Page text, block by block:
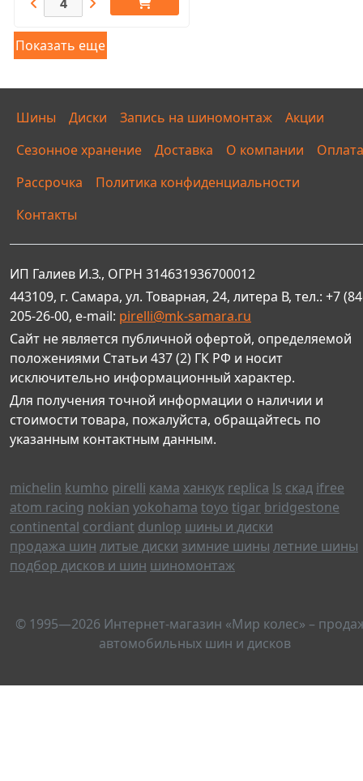
Показать еще
Шины Диски Запись на шиномонтаж
Акции
Сезонное хранение
Доставка О компании
Оплата
Рассрочка
Политика конфиденциальности
Контакты
ИП Галиев И.З., ОГРН 314631936700012
443109, г. Самара, ул. Товарная, 24, литера В, тел.: +7
205-26-00, e-mail: pirelli@mk-samara.ru
Сайт не является публичной офертой, определяемой
положениями Статьи 437 (2) ГК РФ и носит
исключительно информационный характер.
Для получения точной информации о наличии и
стоимости товара, пожалуйста, обращайтесь по
указанным контактным данным.
michelin kumho pirelli кама ханкук replica ls скад ifree
atom racing nokian yokohama toyo tigar bridgestone
continental cordiant dunlop шины и диски
продажа шин литые диски зимние шины летние шины
подбор дисков и шин шиномонтаж
© 1995—2026 Интернет-магазин «Мир колес» –
автомобильных шин и дисков